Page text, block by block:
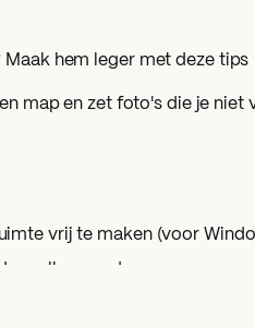
hem leger met deze tips
map en zet foto's die je niet
vrij te maken (voor
prullenmand